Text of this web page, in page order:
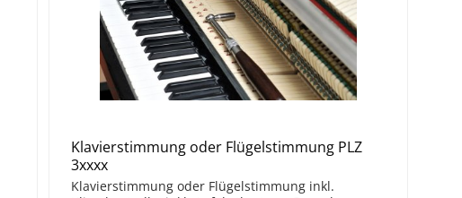
Klavierstimmung oder Flügelstimmung PLZ
3xxxx
Klavierstimmung oder Flügelstimmung inkl.